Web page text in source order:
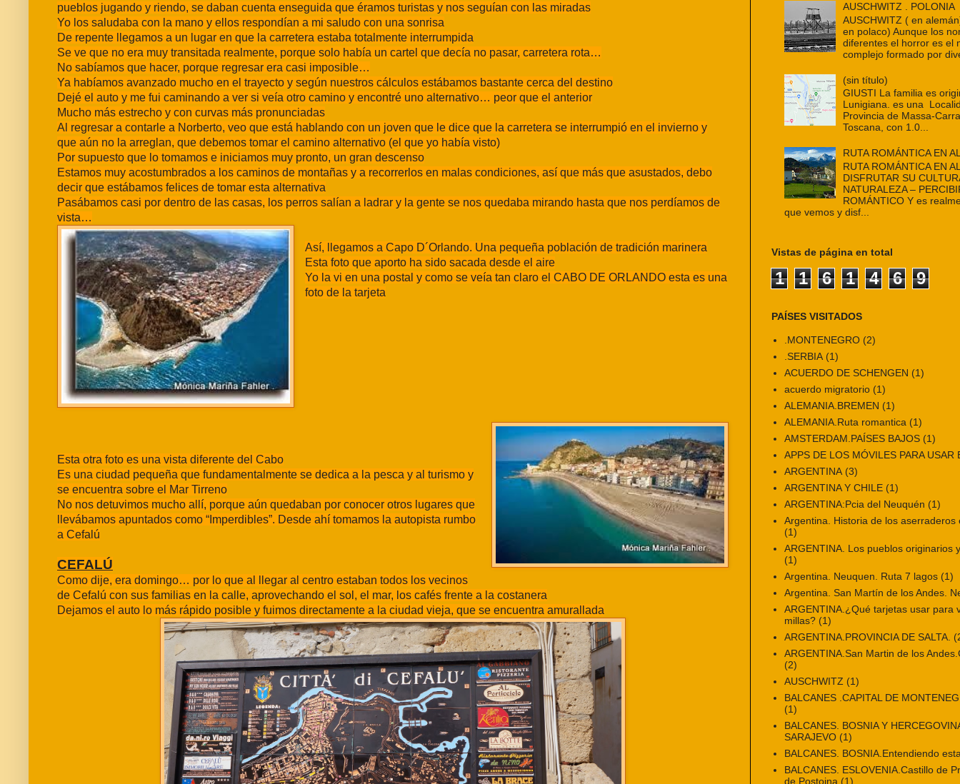
pueblos jugando y riendo, se daban cuenta enseguida que éramos turistas y nos seguían con las miradas
Yo los saludaba con la mano y ellos respondían a mi saludo con una sonrisa
De repente llegamos a un lugar en que la carretera estaba totalmente interrumpida
Se ve que no era muy transitada realmente, porque solo había un cartel que decía no pasar, carretera rota…
No sabíamos que hacer, porque regresar era casi imposible…
Ya habíamos avanzado mucho en el trayecto y según nuestros cálculos estábamos bastante cerca del destino
Dejé el auto y me fui caminando a ver si veía otro camino y encontré uno alternativo… peor que el anterior
Mucho más estrecho y con curvas más pronunciadas
Al regresar a contarle a Norberto, veo que está hablando con un joven que le dice que la carretera se interrumpió en el invierno y
que aún no la arreglan, que debemos tomar el camino alternativo (el que yo había visto)
Por supuesto que lo tomamos e iniciamos muy pronto, un gran descenso
Estamos muy acostumbrados a los caminos de montañas y a recorrerlos en malas condiciones, así que más que asustados, debo
decir que estábamos felices de tomar esta alternativa
Pasábamos casi por dentro de las casas, los perros salían a ladrar y la gente se nos quedaba mirando hasta que nos perdíamos de
vista…
Así, llegamos a Capo D´Orlando. Una pequeña población de tradición marinera
Esta foto que aporto ha sido sacada desde el aire
Yo la vi en una postal y como se veía tan claro el CABO DE ORLANDO esta es una
foto de la tarjeta
Esta otra foto es una vista diferente del Cabo
Es una ciudad pequeña que fundamentalmente se dedica a la pesca y al turismo y
se encuentra sobre el Mar Tirreno
No nos detuvimos mucho allí, porque aún quedaban por conocer otros lugares que
llevábamos apuntados como “Imperdibles”. Desde ahí tomamos la autopista rumbo
a Cefalú
CEFALÚ
Como dije, era domingo… por lo que al llegar al centro estaban todos los vecinos
de Cefalú con sus familias en la calle, aprovechando el sol, el mar, los cafés frente a la costanera
Dejamos el auto lo más rápido posible y fuimos directamente a la ciudad vieja, que se encuentra amurallada
AUSCHWITZ . POLONIA
AUSCHWITZ ( en
en polaco) Aunque los
diferentes el horror es el
complejo formado por
(sin título)
GIUSTI La familia es
Lunigiana. es una
Provincia de Massa-
Toscana, con 1.0...
RUTA ROMÁNTICA EN
RUTA ROMÁNTICA EN
DISFRUTAR SU
NATURALEZA –
ROMÁNTICO Y es
que vemos y disf...
Vistas de página en total
1 1 6 1 4 6 9
PAÍSES VISITADOS
.MONTENEGRO (2)
.SERBIA (1)
ACUERDO DE SCHENGEN (1)
acuerdo migratorio (1)
ALEMANIA.BREMEN (1)
ALEMANIA.Ruta romantica (1)
AMSTERDAM.PAÍSES BAJOS (1)
APPS DE LOS MÓVILES PARA USAR
ARGENTINA (3)
ARGENTINA Y CHILE (1)
ARGENTINA:Pcia del Neuquén (1)
Argentina. Historia de los aserraderos
(1)
ARGENTINA. Los pueblos originarios
(1)
Argentina. Neuquen. Ruta 7 lagos (1)
Argentina. San Martín de los Andes.
ARGENTINA.¿Qué tarjetas usar para
millas? (1)
ARGENTINA.PROVINCIA DE SALTA.
ARGENTINA.San Martin de los
(2)
AUSCHWITZ (1)
BALCANES .CAPITAL DE
(1)
BALCANES. BOSNIA Y
SARAJEVO (1)
BALCANES. BOSNIA.Entendiendo
BALCANES. ESLOVENIA.Castillo de
de Postojna (1)